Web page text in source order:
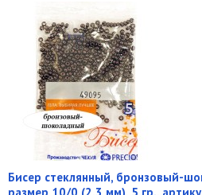
Бисер стеклянный, бронзовый-